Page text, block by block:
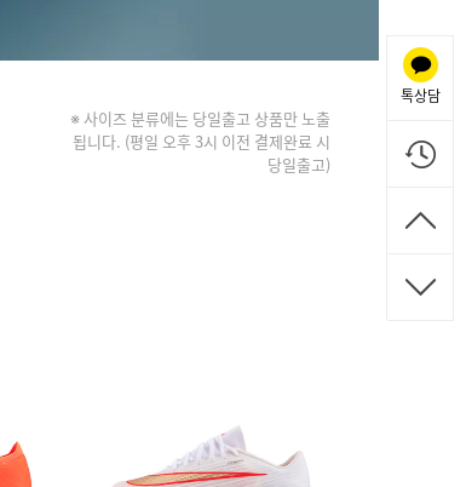
※ 사이즈 분류에는 당일출고 상품만 노출
됩니다. (평일 오후 3시 이전 결제완료 시
당일출고)
톡상담